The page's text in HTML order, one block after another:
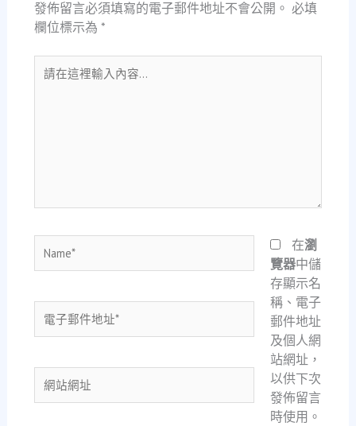
發佈留言必須填寫的電子郵件地址不會公開。 必填
欄位標示為 *
請
在
電
子
件
地
址
網
站
在瀏
覽器中儲
存顯示名
稱、電子
郵件地址
及個人網
站網址，
以供下次
發佈留言
時使用。